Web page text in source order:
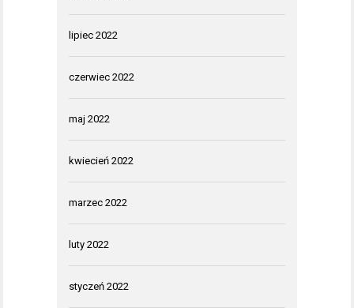
lipiec 2022
czerwiec 2022
maj 2022
kwiecień 2022
marzec 2022
luty 2022
styczeń 2022